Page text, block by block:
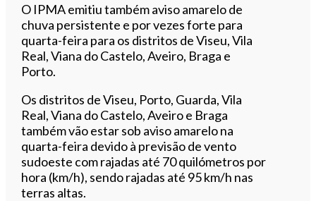
O IPMA emitiu também aviso amarelo de
chuva persistente e por vezes forte para
quarta-feira para os distritos de Viseu, Vila
Real, Viana do Castelo, Aveiro, Braga e
Porto.
Os distritos de Viseu, Porto, Guarda, Vila
Real, Viana do Castelo, Aveiro e Braga
também vão estar sob aviso amarelo na
quarta-feira devido à previsão de vento
sudoeste com rajadas até 70 quilómetros por
hora (km/h), sendo rajadas até 95 km/h nas
terras altas.